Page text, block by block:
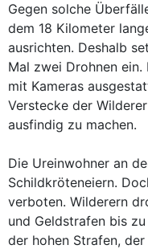
Gegen solche
dem 18 Kilometer
ausrichten. Deshalb
Mal zwei Drohnen ein.
mit Kameras
Verstecke der
ausfindig zu machen.
Die Ureinwohner an
Schildkröteneiern.
verboten. Wilderern
und Geldstrafen bis
der hohen Strafen,